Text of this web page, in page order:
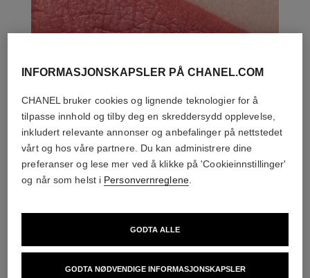
DEN PERFEKTE MATCH
INFORMASJONSKAPSLER PÅ CHANEL.COM
CHANEL bruker cookies og lignende teknologier for å
tilpasse innhold og tilby deg en skreddersydd opplevelse,
inkludert relevante annonser og anbefalinger på nettstedet
vårt og hos våre partnere. Du kan administrere dine
preferanser og lese mer ved å klikke på 'Cookieinnstillinger'
og når som helst i Personvernreglene.
GODTA NØDVENDIGE INFORMASJONSKAPSLER
GODTA ALLE